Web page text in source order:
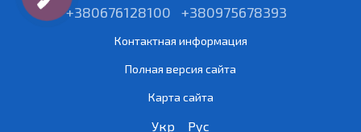
+380676128100 +380975678393
Контактная информация
Полная версия сайта
Карта сайта
Укр Рус